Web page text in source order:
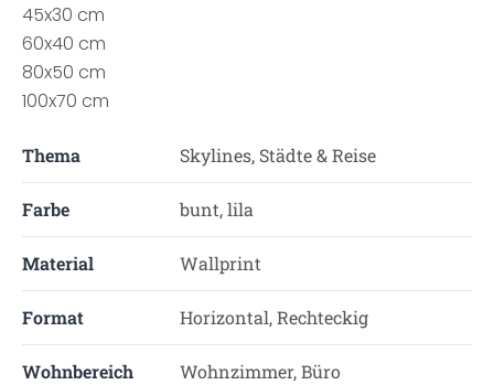
45x30 cm
60x40 cm
80x50 cm
100x70 cm
Thema Skylines, Städte & Reise
Farbe bunt, lila
Material Wallprint
Format Horizontal, Rechteckig
Wohnbereich Wohnzimmer, Büro